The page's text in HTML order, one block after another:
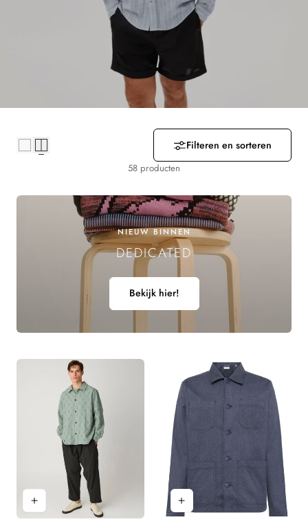
M
E
L
I
Filteren en sorteren
58 producten
NIEUW BINNEN
DEDICATED
Bekijk hier!